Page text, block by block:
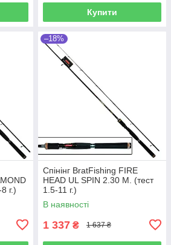
Купити
г.)
–18%
Спінінг BratFishing FIRE
HEAD UL SPIN 2.30 М. (тест
1.5-11 г.)
В наявності
1 337 ₴ 1 637 ₴